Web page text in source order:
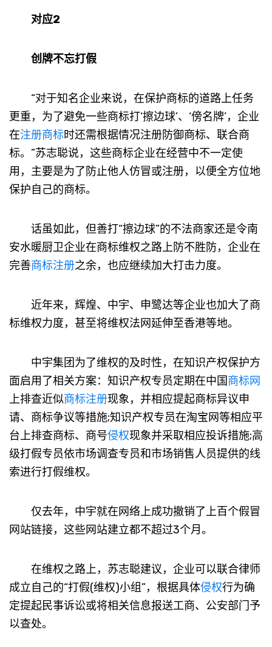
对应2
创牌不忘打假
“对于知名企业来说，在保护商标的道路上任务
更重，为了避免一些商标打‘擦边球’、‘傍名牌’，企业
在注册商标时还需根据情况注册防御商标、联合商
标。”苏志聪说，这些商标企业在经营中不一定使
用，主要是为了防止他人仿冒或注册，以便全方位地
保护自己的商标。
话虽如此，但善打“擦边球”的不法商家还是令南
安水暖厨卫企业在商标维权之路上防不胜防，企业在
完善商标注册之余，也应继续加大打击力度。
近年来，辉煌、中宇、申鹭达等企业也加大了商
标维权力度，甚至将维权法网延伸至香港等地。
中宇集团为了维权的及时性，在知识产权保护方
面启用了相关方案：知识产权专员定期在中国商标网
上排查近似商标注册现象，并相应提起商标异议申
请、商标争议等措施;知识产权专员在淘宝网等相应平
台上排查商标、商号侵权现象并采取相应投诉措施;高
级打假专员依市场调查专员和市场销售人员提供的线
索进行打假维权。
仅去年，中宇就在网络上成功撤销了上百个假冒
网站链接，这些网站建立都不超过3个月。
在维权之路上，苏志聪建议，企业可以联合律师
成立自己的“打假(维权)小组”，根据具体侵权行为确
定提起民事诉讼或将相关信息报送工商、公安部门予
以查处。